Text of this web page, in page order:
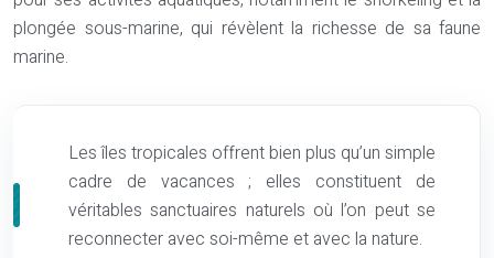
plongée sous-marine, qui révèlent la richesse de sa faune
marine.
Les îles tropicales offrent bien plus qu’un simple
cadre de vacances ; elles constituent de
véritables sanctuaires naturels où l’on peut se
reconnecter avec soi-même et avec la nature.